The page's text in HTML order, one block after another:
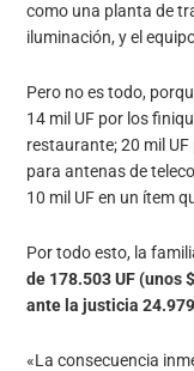
como una planta de
iluminación, y el
Pero no es todo,
14 mil UF por los
restaurante; 20 mil
para antenas de
10 mil UF en un ítem
Por todo esto, la
de 178.503 UF (unos
ante la justicia
«La consecuencia